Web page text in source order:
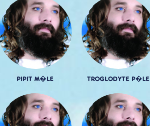
PIPIT M�LE TROGLODYTE P�LE